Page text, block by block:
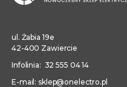
ul. Żabia 19e
42-400 Zawiercie
Infolinia: 32 555 04 14
E-mail: sklep@onelectro.pl